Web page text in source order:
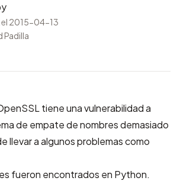
el 2015-04-13
Padilla
tiene una vulnerabilidad a
de empate de nombres demasiado
llevar a algunos problemas como
fueron encontrados en Python.